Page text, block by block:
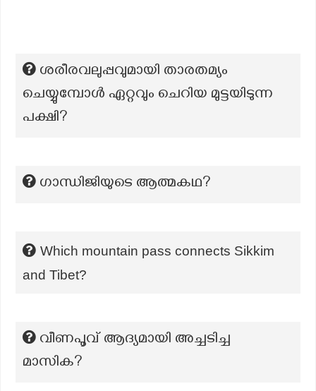
ശരീരവലുപ്പവുമായി താരതമ്യം
ചെയ്യുമ്പോൾ ഏറ്റവും ചെറിയ മുട്ടയിടുന്ന
പക്ഷി?
ഗാന്ധിജിയുടെ ആത്മകഥ?
Which mountain pass connects Sikkim
and Tibet?
വീണപൂവ് ആദ്യമായി അച്ചടിച്ച
മാസിക?